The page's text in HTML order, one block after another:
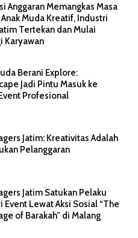
Anggaran Memangkas Masa
Muda Kreatif, Industri
Tertekan dan Mulai
Karyawan
Berani Explore:
Jadi Pintu Masuk ke
Profesional
Jatim: Kreativitas Adalah
Pelanggaran
Jatim Satukan Pelaku
Event Lewat Aksi Sosial “The
of Barakah” di Malang